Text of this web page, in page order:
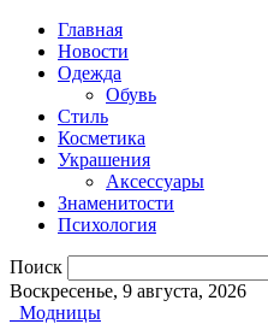
Главная
Новости
Одежда
Обувь
Стиль
Косметика
Украшения
Аксессуары
Знаменитости
Психология
Поиск
Воскресенье, 9 августа, 2026
Модницы